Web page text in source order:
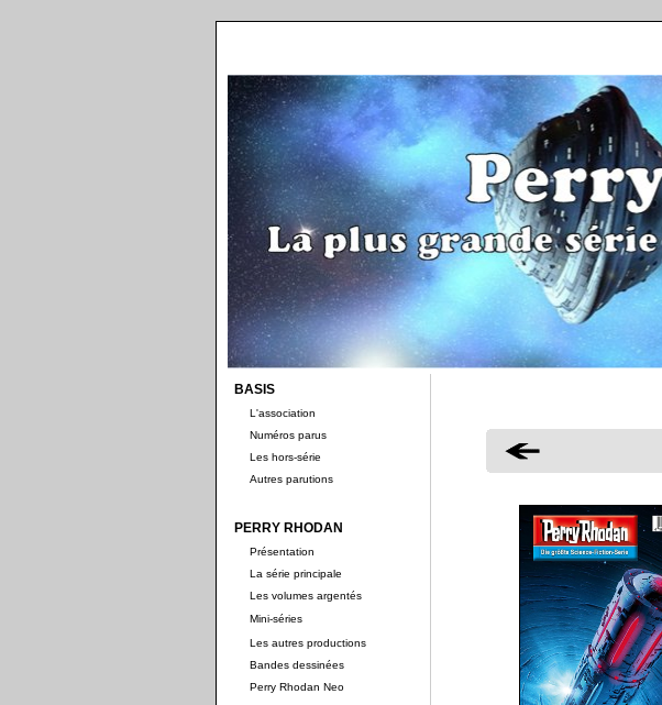
BASIS
L'association
Numéros parus
Les hors-série
Autres parutions
PERRY RHODAN
Présentation
La série principale
Les volumes argentés
Mini-séries
Les autres productions
Bandes dessinées
Perry Rhodan Neo